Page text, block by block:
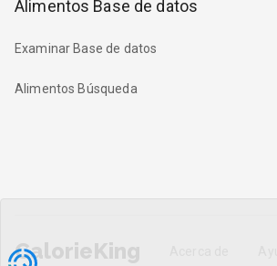
Alimentos Base de datos
Examinar Base de datos
Alimentos Búsqueda
CalorieKing